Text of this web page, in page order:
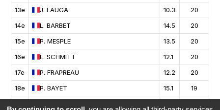
13e
J. LAUGA 10.3
20
14e
L. BARBET 14.5
20
15e
P. MESPLE 13.5
20
16e
L. SCHMITT 12.1
20
17e
P. FRAPREAU 12.2
20
18e
P. BAYET 15.1
19